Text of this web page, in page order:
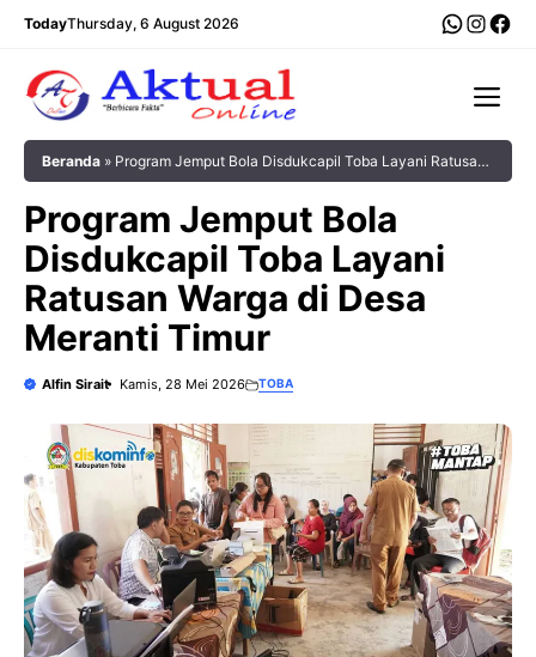
Langsung
TodayThursday, 6 August 2026
Beranda » Program Jemput Bola Disdukcapil Toba Layani Ratusan
Program Jemput Bola
Disdukcapil Toba Layani
Ratusan Warga di Desa
Meranti Timur
Alfin Sirait Kamis, 28 Mei 2026 TOBA